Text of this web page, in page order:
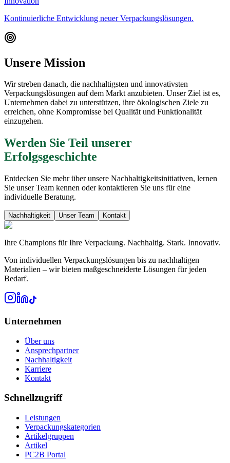
Kontinuierliche Entwicklung neuer Verpackungslösungen.
Unsere Mission
Wir streben danach, die nachhaltigsten und innovativsten
Verpackungslösungen auf dem Markt anzubieten. Unser Ziel ist es,
Unternehmen dabei zu unterstützen, ihre ökologischen Ziele zu
erreichen, ohne Kompromisse bei Qualität und Funktionalität
einzugehen.
Werden Sie Teil unserer
Erfolgsgeschichte
Entdecken Sie mehr über unsere Nachhaltigkeitsinitiativen, lernen
Sie unser Team kennen oder kontaktieren Sie uns für eine
individuelle Beratung.
Nachhaltigkeit Unser Team Kontakt
Ihre Champions für Ihre Verpackung. Nachhaltig. Stark. Innovativ.
Von individuellen Verpackungslösungen bis zu nachhaltigen
Materialien – wir bieten maßgeschneiderte Lösungen für jeden
Bedarf.
Unternehmen
Über uns
Ansprechpartner
Nachhaltigkeit
Karriere
Kontakt
Schnellzugriff
Leistungen
Verpackungskategorien
Artikelgruppen
Artikel
PC2B Portal